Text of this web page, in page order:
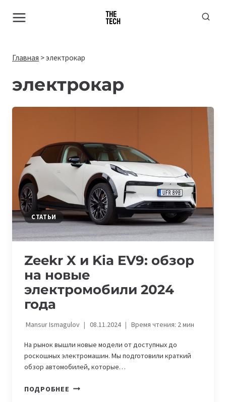
Главная >электрокар
электрокар
СТАТЬИ
Zeekr X и Kia EV9: обзор
на новые
электромобили 2024
года
Mansur Ismagulov 08.11.2024 Время чтения: 2мин
На рынок вышли новые модели от доступных до
роскошных электромашин. Мы подготовили краткий
обзор автомобилей, которые…
ПОДРОБНЕЕ ZEEKR